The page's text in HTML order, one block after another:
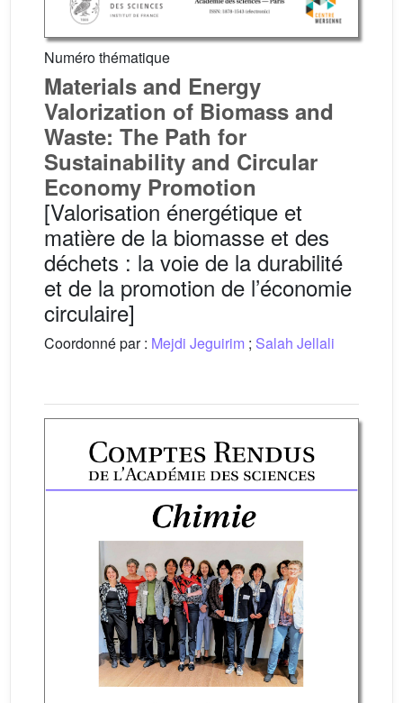
Numéro thématique
Materials and Energy
Valorization of Biomass and
Waste: The Path for
Sustainability and Circular
Economy Promotion
[Valorisation énergétique et
matière de la biomasse et des
déchets : la voie de la durabilité
et de la promotion de l’économie
circulaire]
Coordonné par : Mejdi Jeguirim ; Salah Jellali